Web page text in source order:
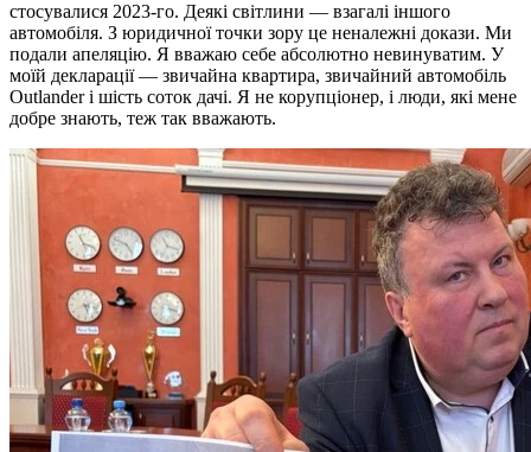
стосувалися 2023-го. Деякі світлини — взагалі іншого
автомобіля. З юридичної точки зору це неналежні докази. Ми
подали апеляцію. Я вважаю себе абсолютно невинуватим. У
моїй декларації — звичайна квартира, звичайний автомобіль
Outlander і шість соток дачі. Я не корупціонер, і люди, які мене
добре знають, теж так вважають.